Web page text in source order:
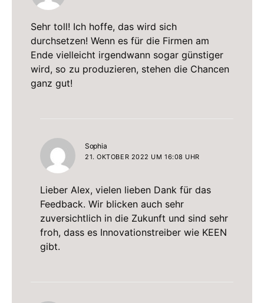
Sehr toll! Ich hoffe, das wird sich
durchsetzen! Wenn es für die Firmen am
Ende vielleicht irgendwann sogar günstiger
wird, so zu produzieren, stehen die Chancen
ganz gut!
Sophia
21. OKTOBER 2022 UM 16:08 UHR
Lieber Alex, vielen lieben Dank für das
Feedback. Wir blicken auch sehr
zuversichtlich in die Zukunft und sind sehr
froh, dass es Innovationstreiber wie KEEN
gibt.